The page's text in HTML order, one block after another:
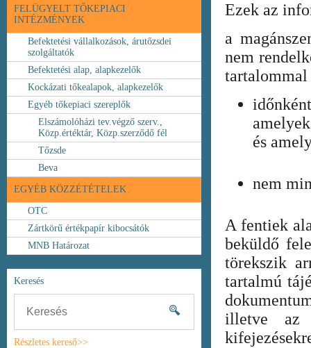
FELÜGYELT TŐKEPIACI
INTÉZMÉNYEK
Befektetési vállalkozások, árutőzsdei
szolgáltatók
Befektetési alap, alapkezelők
Kockázati tőkealapok, alapkezelők
Egyéb tőkepiaci szereplők
Elszámolóházi tev.végző szerv.,
Közp.értéktár, Közp.szerződő fél
Tőzsde
Beva
EGYÉB KÖZZÉTÉTELEK
OTC
Zártkörű értékpapír kibocsátók
MNB Határozat
Keresés
Részletes kereső>>
Ezek az
a
nem
és
nem
A fentiek
beküldő
törekszik
tartalmú
illetve az